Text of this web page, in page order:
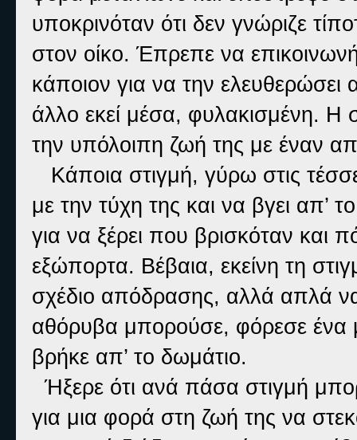
υποκρινόταν ότι δεν γνώριζε
στον οίκο. Έπρεπε να
κάποιον για να την
άλλο εκεί μέσα, φυλακισμένη. Η
την υπόλοιπη ζωή της με έναν
Κάποια στιγμή, γύρω στις
με την τύχη της και να βγει απ’
για να ξέρει που βρισκόταν και
εξώπορτα. Βέβαια, εκείνη τη
σχέδιο απόδρασης, αλλά απλά
αθόρυβα μπορούσε, φόρεσε ένα
βρήκε απ’ το δωμάτιο.
Ήξερε ότι ανά πάσα στιγμή
για μια φορά στη ζωή της να